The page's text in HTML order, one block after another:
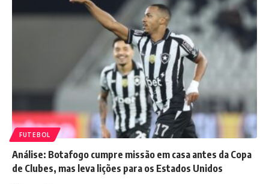
FUTEBOL
Análise: Botafogo cumpre missão em casa antes da Copa
de Clubes, mas leva lições para os Estados Unidos